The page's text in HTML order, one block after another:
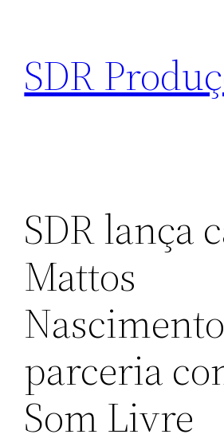
conteúdo
SDR
SDR lança
Mattos
parceria
Som Livre